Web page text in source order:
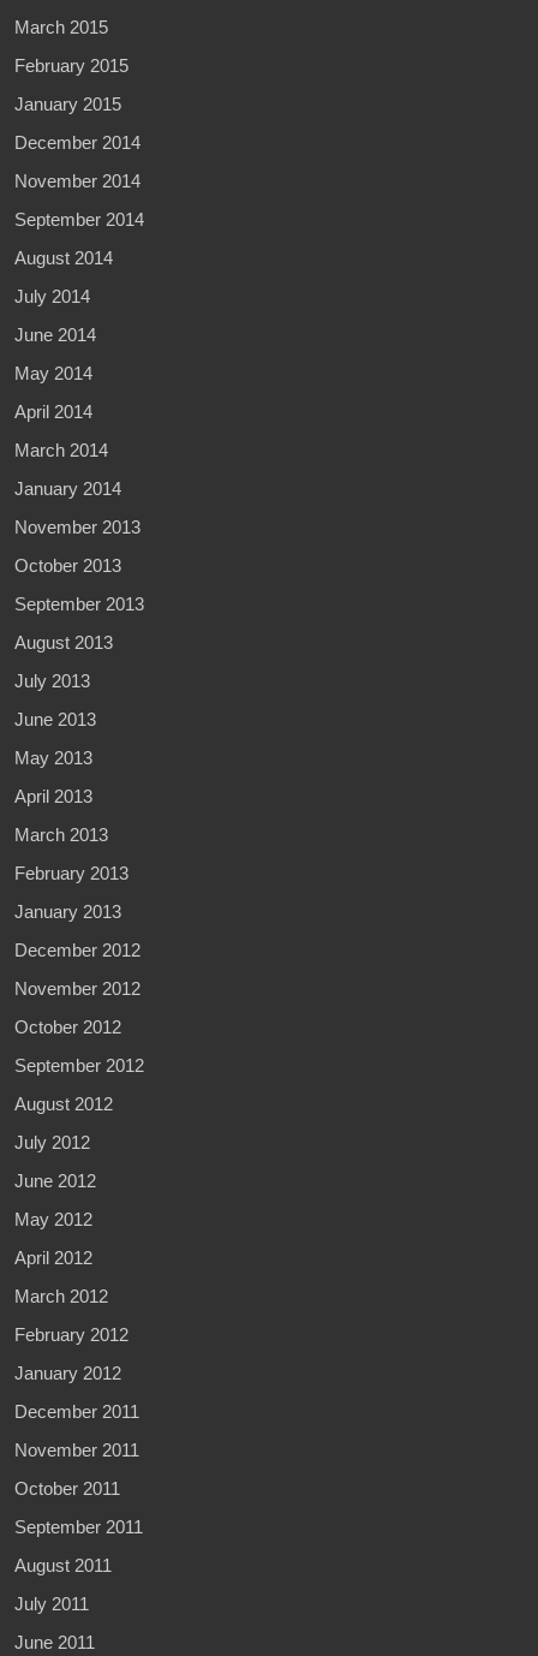
March 2015
February 2015
January 2015
December 2014
November 2014
September 2014
August 2014
July 2014
June 2014
May 2014
April 2014
March 2014
January 2014
November 2013
October 2013
September 2013
August 2013
July 2013
June 2013
May 2013
April 2013
March 2013
February 2013
January 2013
December 2012
November 2012
October 2012
September 2012
August 2012
July 2012
June 2012
May 2012
April 2012
March 2012
February 2012
January 2012
December 2011
November 2011
October 2011
September 2011
August 2011
July 2011
June 2011